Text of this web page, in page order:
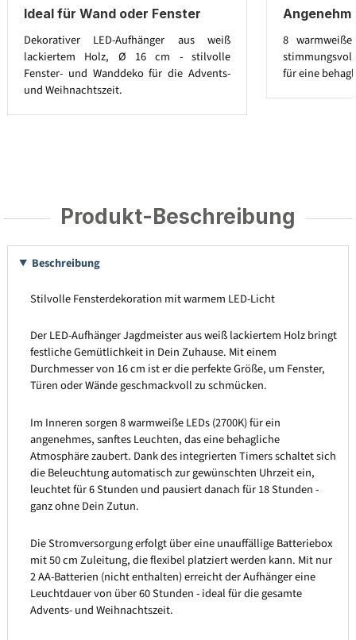
Ideal für Wand oder Fenster
Dekorativer LED-Aufhänger aus weiß
lackiertem Holz, Ø 16 cm - stilvolle
Fenster- und Wanddeko für die Advents-
und Weihnachtszeit.
8
für eine
Produkt-Beschreibung
Beschreibung
Stilvolle Fensterdekoration mit warmem LED-Licht
Der LED-Aufhänger Jagdmeister aus weiß lackiertem Holz bringt
festliche Gemütlichkeit in Dein Zuhause. Mit einem
Durchmesser von 16 cm ist er die perfekte Größe, um Fenster,
Türen oder Wände geschmackvoll zu schmücken.
Im Inneren sorgen 8 warmweiße LEDs (2700K) für ein
angenehmes, sanftes Leuchten, das eine behagliche
Atmosphäre zaubert. Dank des integrierten Timers schaltet sich
die Beleuchtung automatisch zur gewünschten Uhrzeit ein,
leuchtet für 6 Stunden und pausiert danach für 18 Stunden -
ganz ohne Dein Zutun.
Die Stromversorgung erfolgt über eine unauffällige Batteriebox
mit 50 cm Zuleitung, die flexibel platziert werden kann. Mit nur
2 AA-Batterien (nicht enthalten) erreicht der Aufhänger eine
Leuchtdauer von über 60 Stunden - ideal für die gesamte
Advents- und Weihnachtszeit.